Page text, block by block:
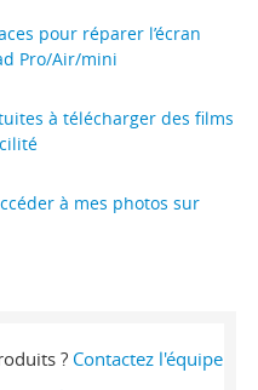
pour réparer l’écran
Pro/Air/mini
à télécharger des films
à mes photos sur
? Contactez l'équipe